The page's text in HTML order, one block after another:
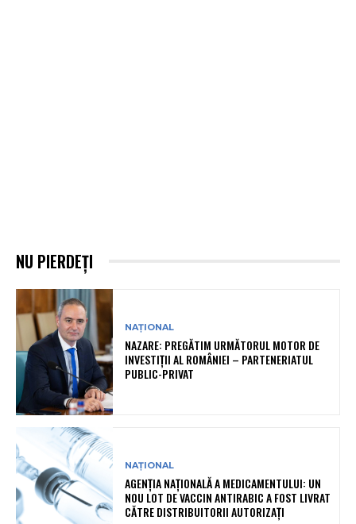
NU PIERDEȚI
NAȚIONAL
NAZARE: PREGĂTIM URMĂTORUL MOTOR DE
INVESTIȚII AL ROMÂNIEI – PARTENERIATUL
PUBLIC-PRIVAT
NAȚIONAL
AGENȚIA NAȚIONALĂ A MEDICAMENTULUI: UN
NOU LOT DE VACCIN ANTIRABIC A FOST LIVRAT
CĂTRE DISTRIBUITORII AUTORIZAȚI